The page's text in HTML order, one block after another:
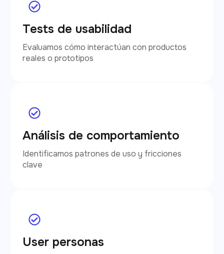
Tests de usabilidad
Evaluamos cómo interactúan con productos
reales o prototipos
Análisis de comportamiento
Identificamos patrones de uso y fricciones
clave
User personas